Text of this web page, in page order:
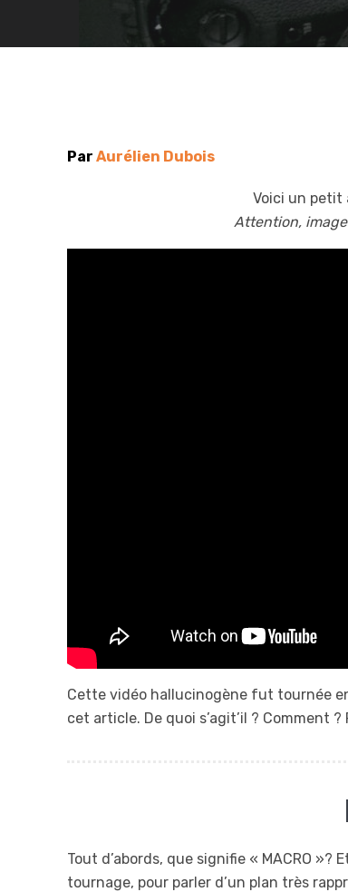
Par Aurélien Dubois
Voici un petit
Attention,
Cette vidéo hallucinogène fut tournée
cet article. De quoi s’agit’il ? Comment
Tout d’abords, que signifie « MACRO
tournage, pour parler d’un plan très